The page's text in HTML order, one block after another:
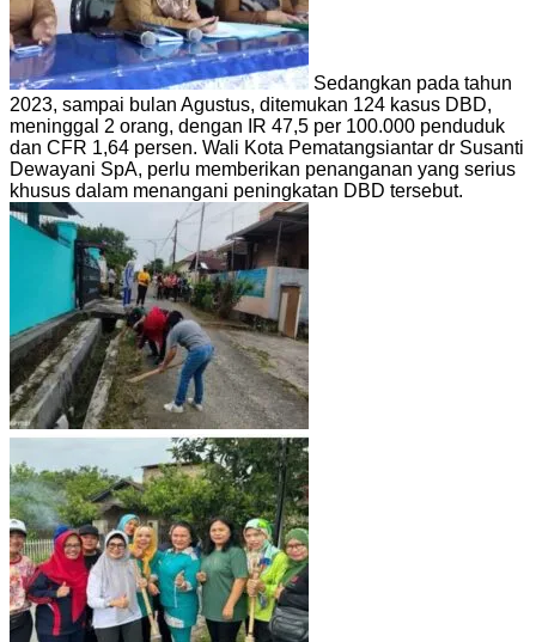
Sedangkan pada tahun
2023, sampai bulan Agustus, ditemukan 124 kasus DBD,
meninggal 2 orang, dengan IR 47,5 per 100.000 penduduk
dan CFR 1,64 persen. Wali Kota Pematangsiantar dr Susanti
Dewayani SpA, perlu memberikan penanganan yang serius
khusus dalam menangani peningkatan DBD tersebut.